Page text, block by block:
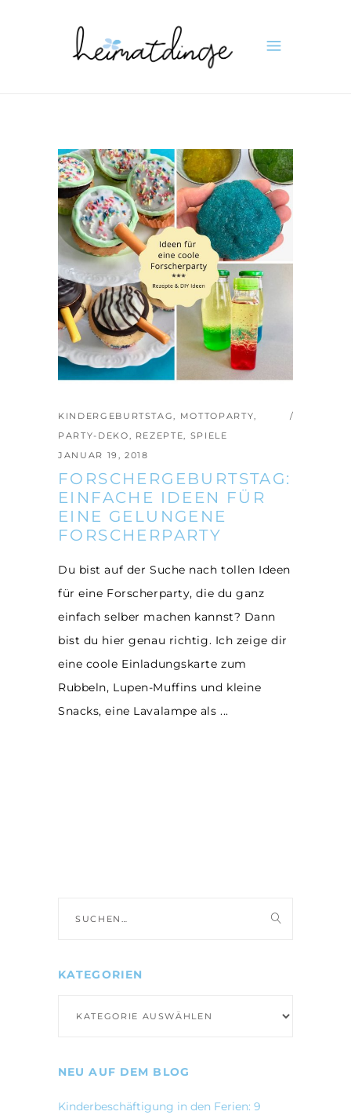
KINDERGEBURTSTAG, MOTTOPARTY,
PARTY-DEKO, REZEPTE, SPIELE
JANUAR 19, 2018
FORSCHERGEBURTSTAG:
EINFACHE IDEEN FÜR
EINE GELUNGENE
FORSCHERPARTY
Du bist auf der Suche nach tollen Ideen
für eine Forscherparty, die du ganz
einfach selber machen kannst? Dann
bist du hier genau richtig. Ich zeige dir
eine coole Einladungskarte zum
Rubbeln, Lupen-Muffins und kleine
Snacks, eine Lavalampe als
nach:
KATEGORIEN
NEU AUF DEM BLOG
Kinderbeschäftigung in den Ferien: 9